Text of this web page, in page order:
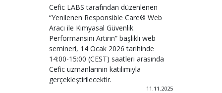
Cefic LABS tarafından düzenlenen
“Yenilenen Responsible Care® Web
Aracı ile Kimyasal Güvenlik
Performansını Artırın” başlıklı web
semineri, 14 Ocak 2026 tarihinde
14:00-15:00 (CEST) saatleri arasında
Cefic uzmanlarının katılımıyla
gerçekleştirilecektir.
11.11.2025